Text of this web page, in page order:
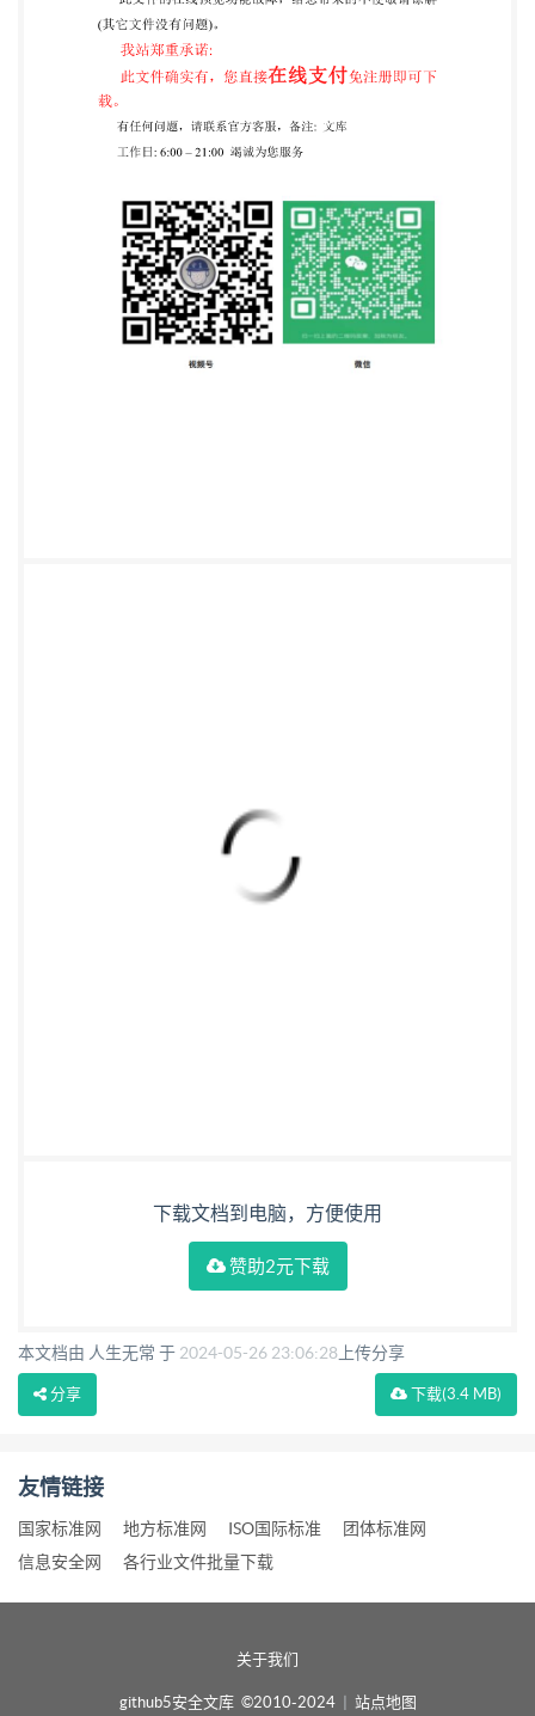
下载文档到电脑，方便使用
赞助2元下载
本文档由 人生无常 于 2024-05-26 23:06:28 上传分享
下载(3.4 MB)
分享
友情链接
国家标准网 地方标准网 ISO国际标准
团体标准网
信息安全网
各行业文件批量下载
关于我们
github5安全文库 ©2010-2024 站点地图